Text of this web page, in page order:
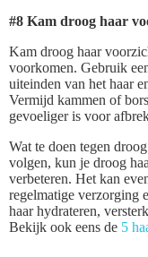
#8 Kam droog haar
Kam droog haar
voorkomen. Gebruik
uiteinden van het haar
Vermijd kammen of
gevoeliger is voor
Wat te doen tegen
volgen, kun je droog
verbeteren. Het kan
regelmatige verzorging
haar hydrateren,
Bekijk ook eens de 5